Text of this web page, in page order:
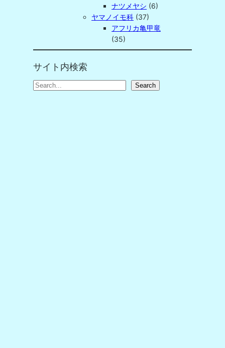
ナツメヤシ (6)
ヤマノイモ科 (37)
アフリカ亀甲竜
(35)
サイト内検索
S
Search